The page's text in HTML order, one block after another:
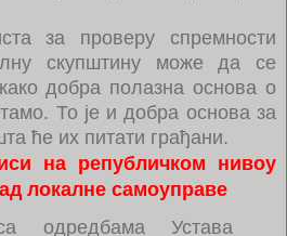
за проверу спремности
скупштину може да се
добра полазна основа о
То је и добра основа за
ће их питати грађани.
на републичком нивоу
локалне самоуправе
одредбама Устава